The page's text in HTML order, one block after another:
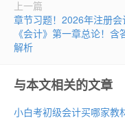
上一篇
章节习题！2026年注册会
《会计》第一章总论！含
解析
与本文相关的文章
小白考初级会计买哪家教